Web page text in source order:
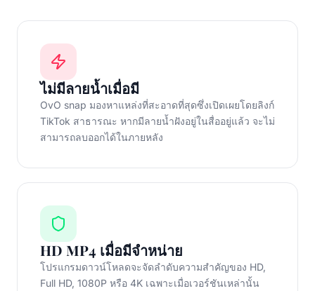
ไม่มีลายน้ำเมื่อมี
OvO snap มองหาแหล่งที่สะอาดที่สุดซึ่งเปิดเผยโดยลิงก์
TikTok สาธารณะ หากมีลายน้ำฝังอยู่ในสื่ออยู่แล้ว จะไม่
สามารถลบออกได้ในภายหลัง
HD MP4 เมื่อมีจำหน่าย
โปรแกรมดาวน์โหลดจะจัดลำดับความสำคัญของ HD,
Full HD, 1080P หรือ 4K เฉพาะเมื่อเวอร์ชันเหล่านั้น